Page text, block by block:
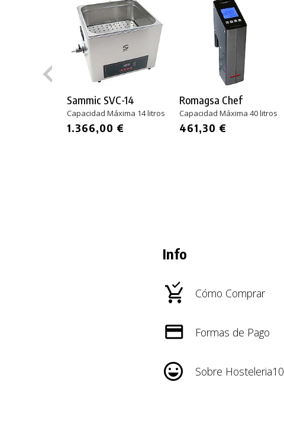
Sammic SVC-14
Capacidad Máxima 14 litros
1.366,00 €
Romagsa Chef
Capacidad Máxima 40 litros
461,30 €
Info
Cómo Comprar
Formas de Pago
Sobre Hosteleria10